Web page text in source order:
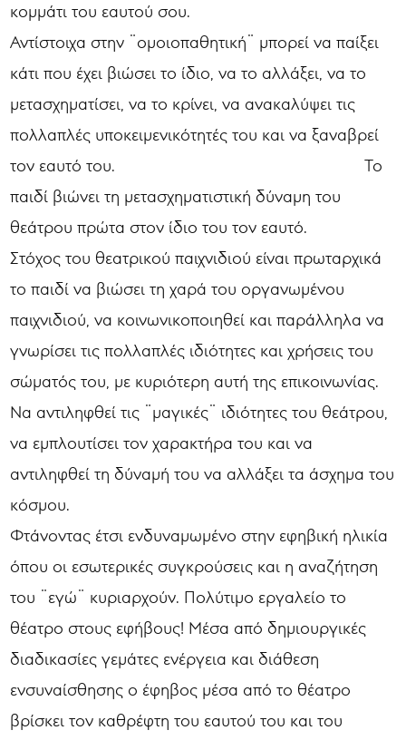
κομμάτι του εαυτού σου.
Αντίστοιχα στην ¨ομοιοπαθητική¨ μπορεί να παίξει
κάτι που έχει βιώσει το ίδιο, να το αλλάξει, να το
μετασχηματίσει, να το κρίνει, να ανακαλύψει τις
πολλαπλές υποκειμενικότητές του και να ξαναβρεί
τον εαυτό του. Το
παιδί βιώνει τη μετασχηματιστική δύναμη του
θεάτρου πρώτα στον ίδιο του τον εαυτό.
Στόχος του θεατρικού παιχνιδιού είναι πρωταρχικά
το παιδί να βιώσει τη χαρά του οργανωμένου
παιχνιδιού, να κοινωνικοποιηθεί και παράλληλα να
γνωρίσει τις πολλαπλές ιδιότητες και χρήσεις του
σώματός του, με κυριότερη αυτή της επικοινωνίας.
Να αντιληφθεί τις ¨μαγικές¨ ιδιότητες του θεάτρου,
να εμπλουτίσει τον χαρακτήρα του και να
αντιληφθεί τη δύναμή του να αλλάξει τα άσχημα του
κόσμου.
Φτάνοντας έτσι ενδυναμωμένο στην εφηβική ηλικία
όπου οι εσωτερικές συγκρούσεις και η αναζήτηση
του ¨εγώ¨ κυριαρχούν. Πολύτιμο εργαλείο το
θέατρο στους εφήβους! Μέσα από δημιουργικές
διαδικασίες γεμάτες ενέργεια και διάθεση
ενσυναίσθησης ο έφηβος μέσα από το θέατρο
βρίσκει τον καθρέφτη του εαυτού του και του